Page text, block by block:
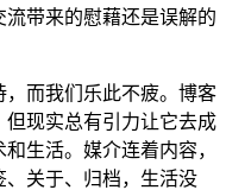
带来的慰藉还是误解的
而我们乐此不疲。博客
现实总有引力让它去成
生活。媒介连着内容，
关于、归档，生活没